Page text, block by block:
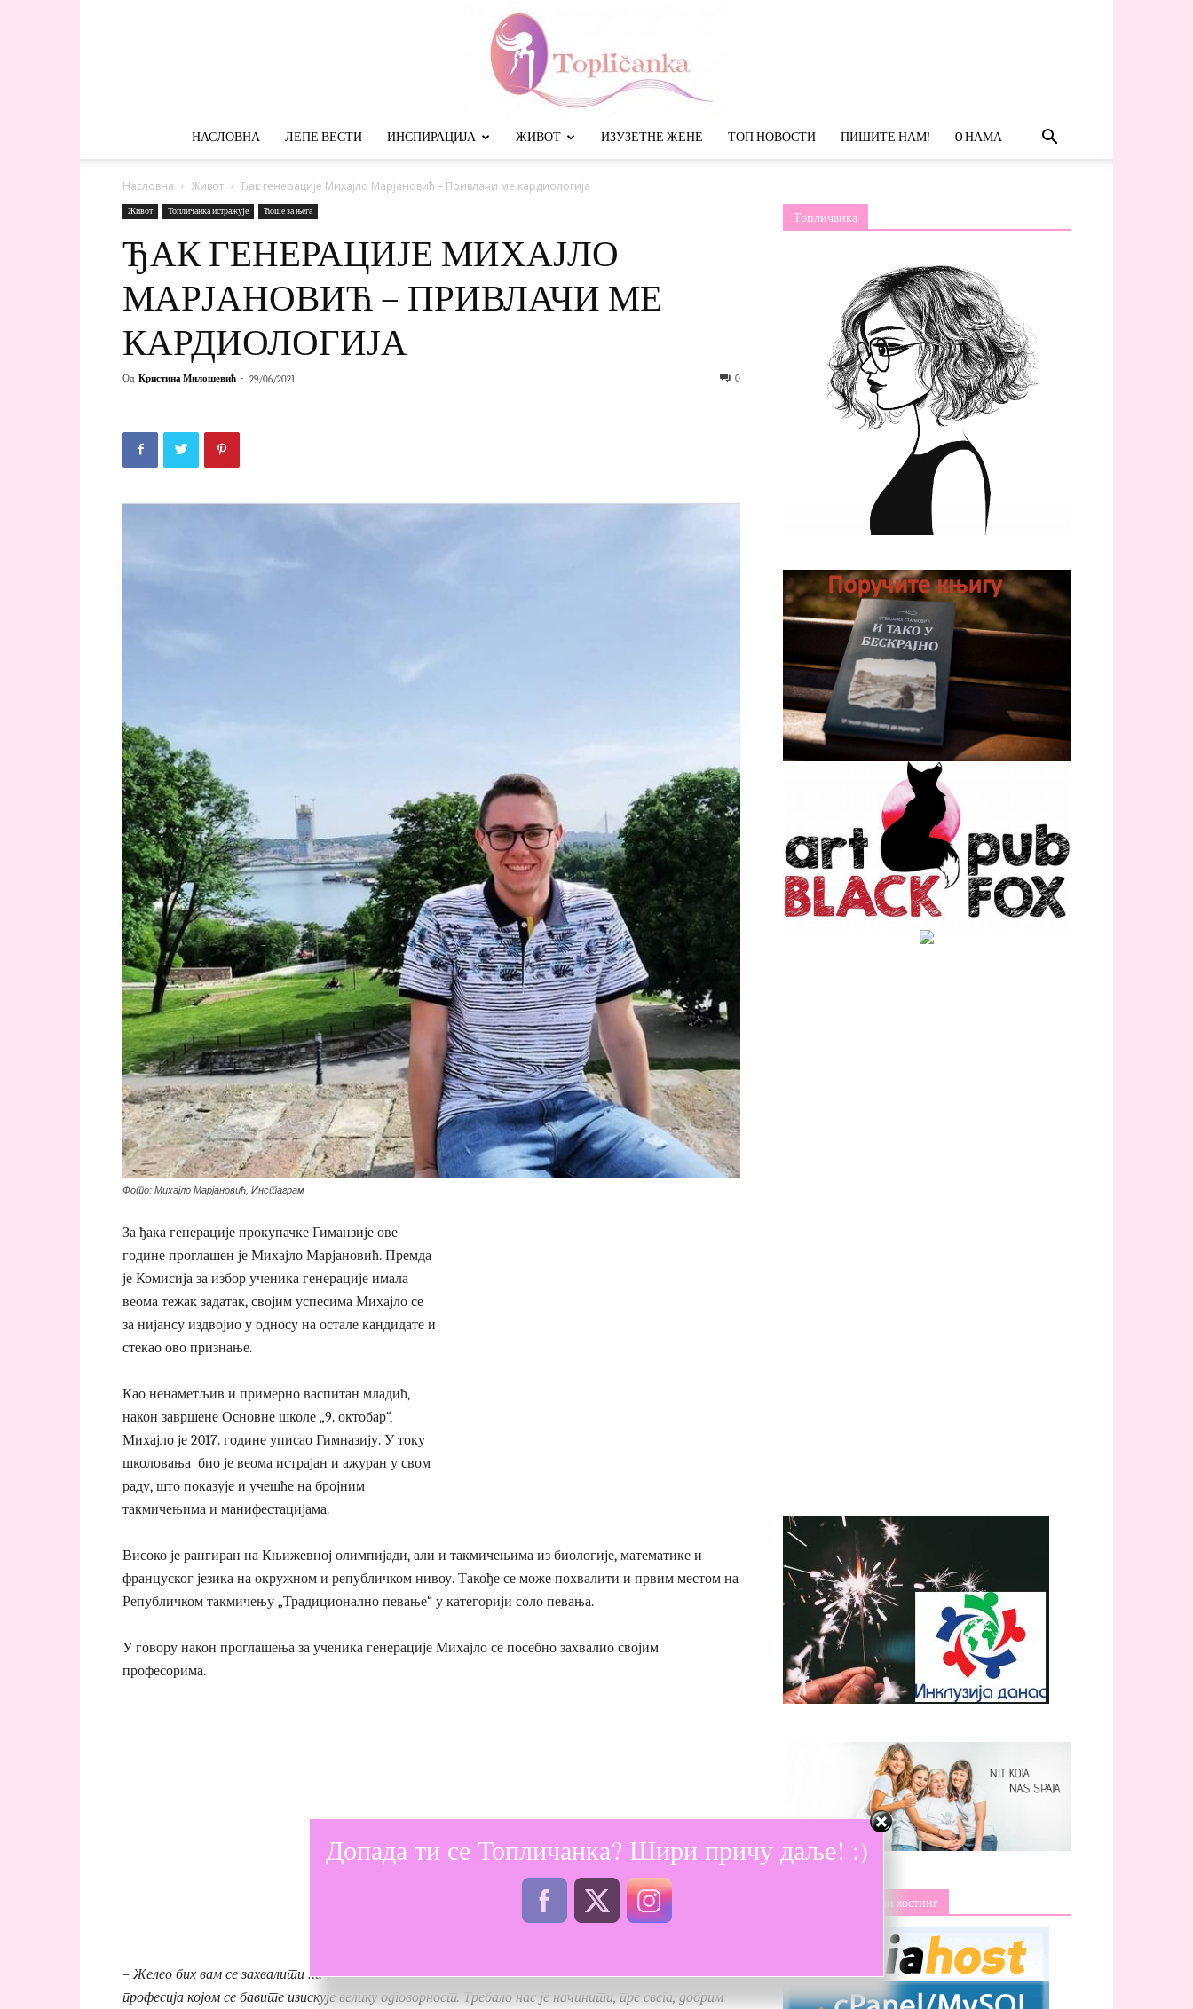
НАСЛОВНА ЛЕПЕ ВЕСТИ ИНСПИРАЦИЈА ЖИВОТ ИЗУЗЕТНЕ ЖЕНЕ ТОП НОВОСТИ ПИШИТЕ НАМ! O НАМА
Насловна Живот Ђак генерације Михајло Марјановић – Привлачи ме кардиологија
Живот Топличанка истражује Ћоше за њега
ЂАК ГЕНЕРАЦИЈЕ МИХАЈЛО
МАРЈАНОВИЋ – ПРИВЛАЧИ МЕ
КАРДИОЛОГИЈА
Од Кристина Милошевић - 29/06/2021 0
Фото: Михајло Марјановић, Инстаграм
За ђака генерације прокупачке Гиманзије ове
године проглашен је Михајло Марјановић. Премда
је Комисија за избор ученика генерације имала
веома тежак задатак, својим успесима Михајло се
за нијансу издвојио у односу на остале кандидате и
стекао ово признање.
Као ненаметљив и примерно васпитан младић,
након завршене Основне школе „9. октобар“,
Михајло је 2017. године уписао Гимназију. У току
школовања био је веома истрајан и ажуран у свом
раду, што показује и учешће на бројним
такмичењима и манифестацијама.
Високо је рангиран на Књижевној олимпијади, али и такмичењима из биологије, математике и
француског језика на окружном и републичком нивоу. Такође се може похвалити и првим местом на
Републичком такмичењу „Традиционално певање“ у категорији соло певања.
У говору након проглашења за ученика генерације Михајло се посебно захвалио својим
професорима.
– Желео бих вам се захвалити на уложеном труду и, изнад свега, на стрпљењу и упорности, јер
професија којом се бавите изискује велику одговорност. Требало нас је начинити, пре свега, добрим
Топличанка
Изаберите поуздан хостинг
Допада ти се Топличанка? Шири причу даље! :)